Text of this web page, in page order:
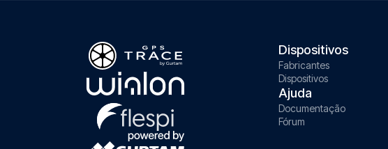
Dispositivos
Fabricantes
Dispositivos
Ajuda
Documentação
Fórum